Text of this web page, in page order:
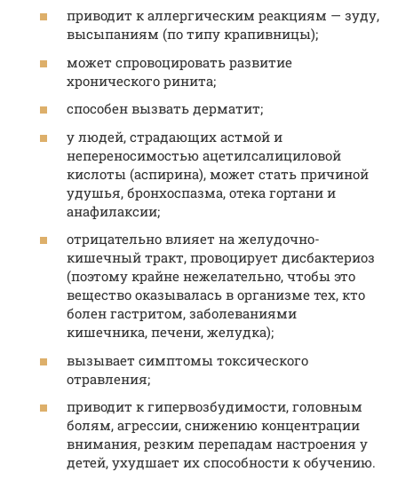
приводит к аллергическим реакциям — зуду,
высыпаниям (по типу крапивницы);
может спровоцировать развитие
хронического ринита;
способен вызвать дерматит;
у людей, страдающих астмой и
непереносимостью ацетилсалициловой
кислоты (аспирина), может стать причиной
удушья, бронхоспазма, отека гортани и
анафилаксии;
отрицательно влияет на желудочно-
кишечный тракт, провоцирует дисбактериоз
(поэтому крайне нежелательно, чтобы это
вещество оказывалась в организме тех, кто
болен гастритом, заболеваниями
кишечника, печени, желудка);
вызывает симптомы токсического
отравления;
приводит к гипервозбудимости, головным
болям, агрессии, снижению концентрации
внимания, резким перепадам настроения у
детей, ухудшает их способности к обучению.